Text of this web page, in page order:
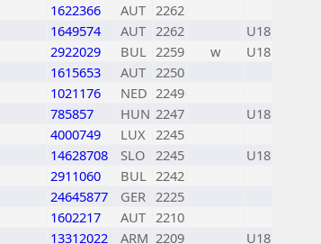
1622366 AUT 2262
1649574 AUT 2262
U18
2922029 BUL 2259 w
U18
1615653 AUT 2250
1021176 NED 2249
785857 HUN 2247
U18
4000749 LUX 2245
14628708 SLO 2245
U18
2911060 BUL 2242
24645877 GER 2225
1602217 AUT 2210
13312022 ARM 2209
U18